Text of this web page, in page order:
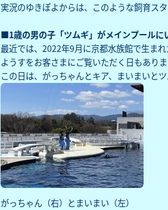
実況のゆきぽよからは、このような飼育ス
■1歳の男の子「ツムギ」がメインプールに
最近では、2022年9月に京都水族館で生ま
ようすをお客さまにご覧いただく日もありま
この日は、がっちゃんとキア、まいまいと
がっちゃん（右）とまいまい（左）